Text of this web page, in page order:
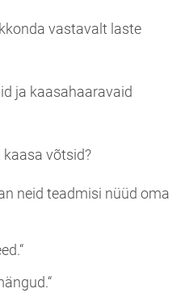
vastavalt laste
ja kaasahaaravaid
võtsid?
neid teadmisi nüüd oma